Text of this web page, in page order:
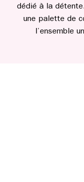
dédié à la
une palette de
l’ensemble